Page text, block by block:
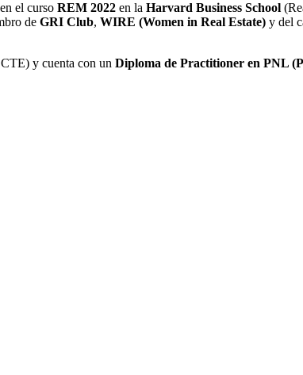
el curso REM 2022 en la Harvard Business School
de GRI Club, WIRE (Women in Real Estate) y del
y cuenta con un Diploma de Practitioner en PNL